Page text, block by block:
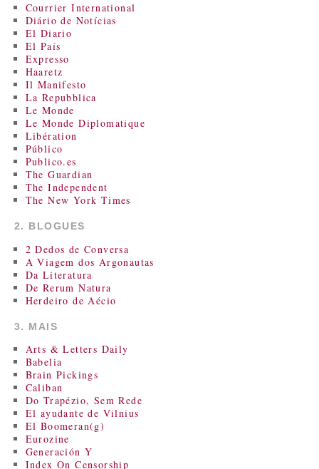
Courrier International
Diário de Notícias
El Diario
El País
Expresso
Haaretz
Il Manifesto
La Repubblica
Le Monde
Le Monde Diplomatique
Libération
Público
Publico.es
The Guardian
The Independent
The New York Times
2. BLOGUES
2 Dedos de Conversa
A Viagem dos Argonautas
Da Literatura
De Rerum Natura
Herdeiro de Aécio
3. MAIS
Arts & Letters Daily
Babelia
Brain Pickings
Caliban
Do Trapézio, Sem Rede
El ayudante de Vilnius
El Boomeran(g)
Eurozine
Generación Y
Index On Censorship